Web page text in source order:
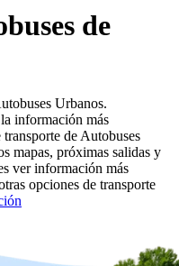
de
Urbanos.
información más
de Autobuses
mapas, próximas salidas y
ver información más
opciones de transporte